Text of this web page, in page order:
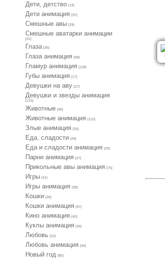
Дети, детство [13]
Дети анимация [37]
Cмешные авы [29]
Cмешные аватарки анимации
[31]
Глаза [35]
Глаза анимация [58]
Гламур анимация [128]
Губы анимация [17]
Девушки на аву [27]
Девушки и звезды анимация
[113]
Животные [36]
Животные анимация [110]
Злые анимация [25]
Еда, сладости [29]
Еда и сладости анимация [29]
Парни анимация [27]
Прикольные авы анимация [75]
Игры [41]
Игры анимация [38]
Кошки [26]
Кошки анимация [97]
Кино анимация [40]
Куклы анимация [39]
Любовь [22]
Любовь анимация [46]
Новый год [80]